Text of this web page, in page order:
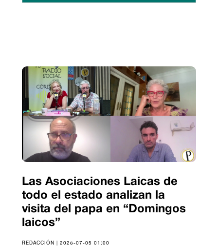
Las Asociaciones Laicas de
todo el estado analizan la
visita del papa en “Domingos
laicos”
REDACCIÓN | 2026-07-05 01:00